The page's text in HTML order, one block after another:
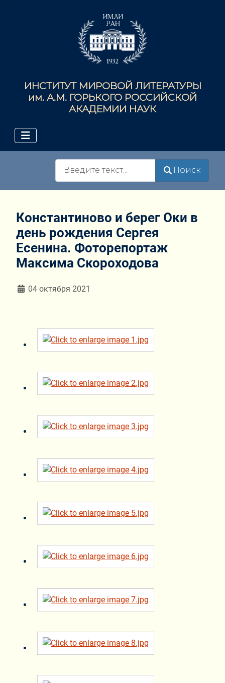
ИНСТИТУТ МИРОВОЙ ЛИТЕРАТУРЫ
им. А.М. ГОРЬКОГО РОССИЙСКОЙ
АКАДЕМИИ НАУК
Поиск
Константиново и берег Оки в
день рождения Сергея
Есенина. Фоторепортаж
Максима Скороходова
Информация о материале
04 октября 2021